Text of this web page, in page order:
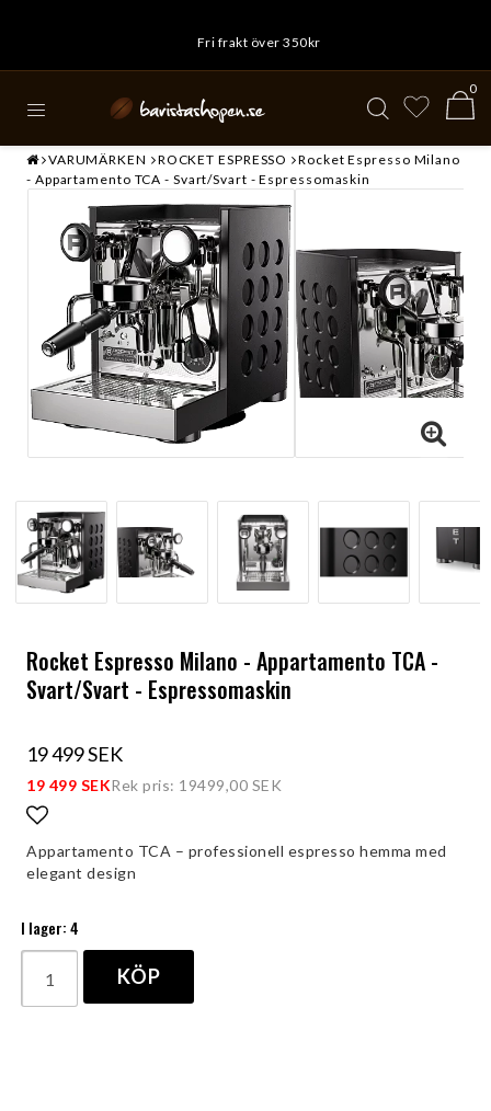
Fri frakt över 350kr
0
VARUMÄRKEN ROCKET ESPRESSO
Rocket Espresso Milano
- Appartamento TCA - Svart/Svart - Espressomaskin
Rocket Espresso Milano - Appartamento TCA -
Svart/Svart - Espressomaskin
19 499 SEK
19 499 SEKRek pris: 19499,00 SEK
Lägg till i favoritlistan
Appartamento TCA – professionell espresso hemma med
elegant design
I lager: 4
KÖP